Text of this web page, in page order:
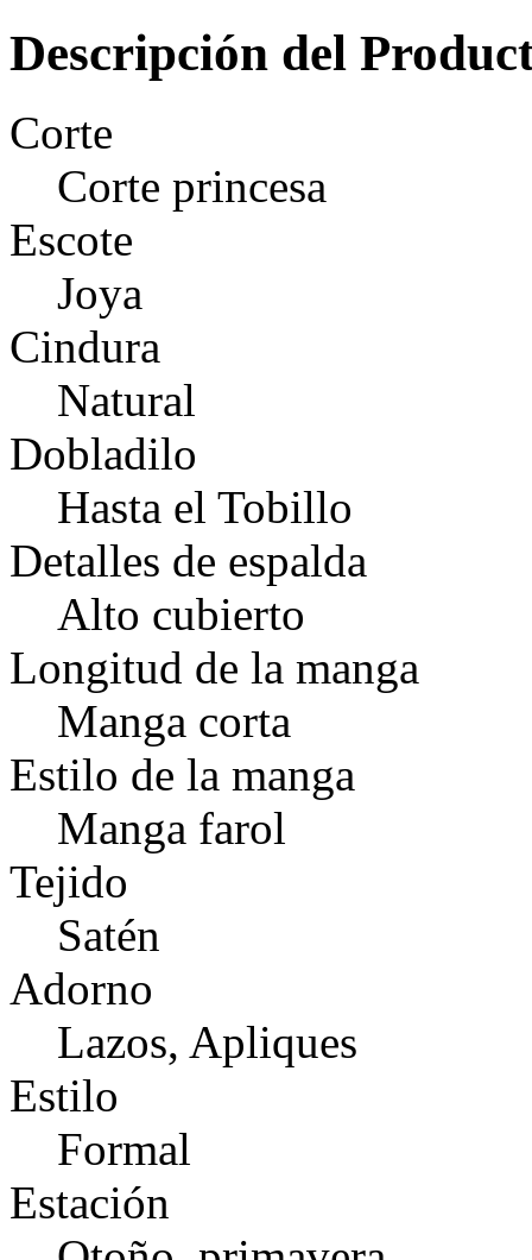
Descripción del
Corte
Corte princesa
Escote
Joya
Cindura
Natural
Dobladilo
Hasta el Tobillo
Detalles de espalda
Alto cubierto
Longitud de la manga
Manga corta
Estilo de la manga
Manga farol
Tejido
Satén
Adorno
Lazos, Apliques
Estilo
Formal
Estación